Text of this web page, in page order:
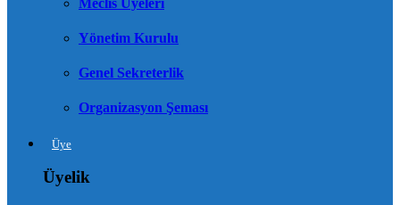
Yönetim Kurulu
Genel Sekreterlik
Organizasyon Şeması
Üye
Üyelik